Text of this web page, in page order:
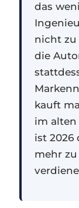
das
nicht zu
die
kauft
im alten
ist 2026
mehr